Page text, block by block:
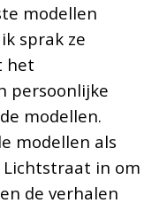
modellen
sprak ze
het
persoonlijke
modellen.
modellen als
in om
de verhalen